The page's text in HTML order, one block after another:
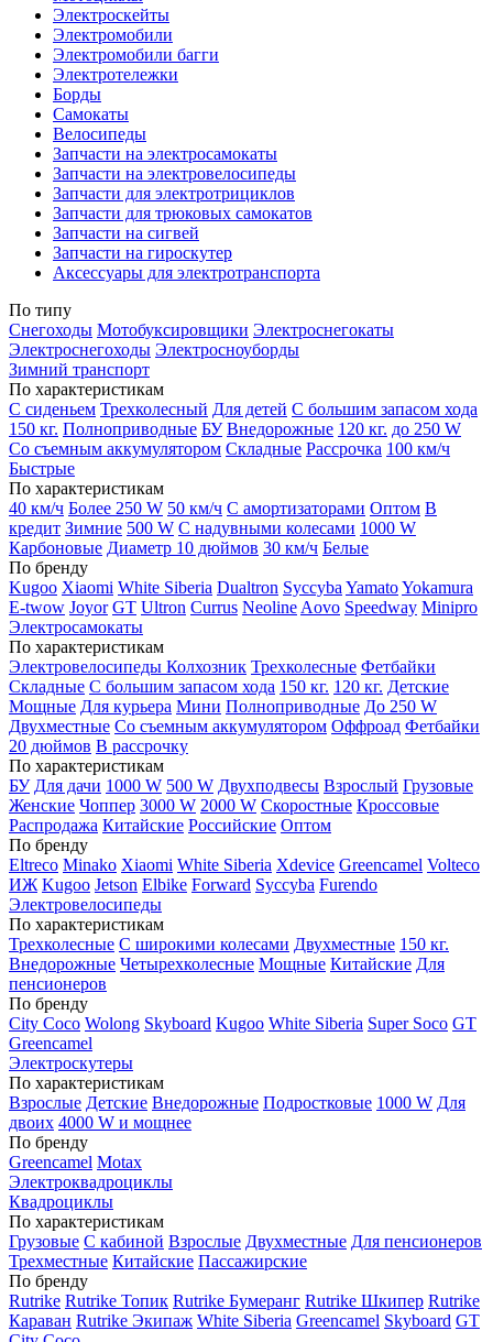
Электроскейты
Электромобили
Электромобили багги
Электротележки
Борды
Самокаты
Велосипеды
Запчасти на электросамокаты
Запчасти на электровелосипеды
Запчасти для электротрициклов
Запчасти для трюковых самокатов
Запчасти на сигвей
Запчасти на гироскутер
Аксессуары для электротранспорта
По типу
Снегоходы Мотобуксировщики Электроснегокаты
Электроснегоходы Электросноуборды
Зимний транспорт
По характеристикам
С сиденьем Трехколесный Для детей С большим запасом хода
150 кг. Полноприводные БУ Внедорожные 120 кг. до 250 W
Со съемным аккумулятором Складные Рассрочка 100 км/ч
Быстрые
По характеристикам
40 км/ч Более 250 W 50 км/ч С амортизаторами Оптом В
кредит Зимние 500 W С надувными колесами 1000 W
Карбоновые Диаметр 10 дюймов 30 км/ч Белые
По бренду
Kugoo Xiaomi White Siberia Dualtron Syccyba YamatoYokamura
E-twow Joyor GT Ultron Currus Neoline Aovo Speedway Minipro
Электросамокаты
По характеристикам
Электровелосипеды Колхозник Трехколесные Фетбайки
Складные С большим запасом хода 150 кг. 120 кг. Детские
Мощные Для курьера Мини Полноприводные До 250 W
Двухместные Со съемным аккумулятором Оффроад Фетбайки
20 дюймов В рассрочку
По характеристикам
БУ Для дачи 1000 W 500 W Двухподвесы Взрослый Грузовые
Женские Чоппер 3000 W 2000 W Скоростные Кроссовые
Распродажа Китайские Российские Оптом
По бренду
Eltreco Minako Xiaomi White Siberia Xdevice Greencamel Volteco
ИЖ Kugoo Jetson Elbike Forward Syccyba Furendo
Электровелосипеды
По характеристикам
Трехколесные С широкими колесами Двухместные 150 кг.
Внедорожные Четырехколесные Мощные Китайские Для
пенсионеров
По бренду
City Coco Wolong Skyboard Kugoo White Siberia Super Soco GT
Greencamel
Электроскутеры
По характеристикам
Взрослые Детские Внедорожные Подростковые 1000 W Для
двоих 4000 W и мощнее
По бренду
Greencamel Motax
Электроквадроциклы
Квадроциклы
По характеристикам
Грузовые С кабиной Взрослые Двухместные Для пенсионеров
Трехместные Китайские Пассажирские
По бренду
Rutrike Rutrike Топик Rutrike Бумеранг Rutrike Шкипер Rutrike
Караван Rutrike Экипаж White Siberia Greencamel Skyboard GT